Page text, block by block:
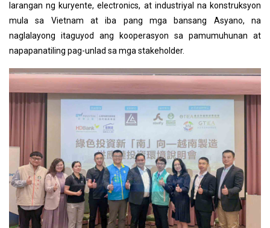
larangan ng kuryente, electronics, at industriyal na konstruksyon
mula sa Vietnam at iba pang mga bansang Asyano, na
naglalayong itaguyod ang kooperasyon sa pamumuhunan at
napapanatiling pag-unlad sa mga stakeholder.